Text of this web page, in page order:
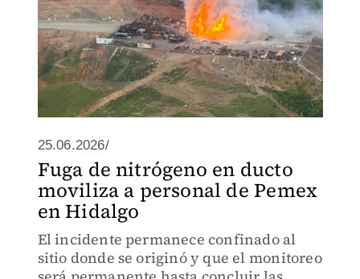
25.06.2026/
Fuga de nitrógeno en ducto
moviliza a personal de Pemex
en Hidalgo
El incidente permanece confinado al
sitio donde se originó y que el monitoreo